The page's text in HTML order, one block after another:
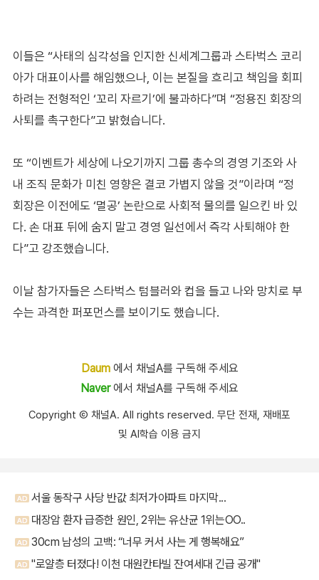
이들은 “사태의 심각성을 인지한 신세계그룹과 스타벅스 코리
아가 대표이사를 해임했으나, 이는 본질을 흐리고 책임을 회피
하려는 전형적인 ‘꼬리 자르기’에 불과하다”며 “정용진 회장의
사퇴를 촉구한다”고 밝혔습니다.
또 “이벤트가 세상에 나오기까지 그룹 총수의 경영 기조와 사
내 조직 문화가 미친 영향은 결코 가볍지 않을 것”이라며 “정
회장은 이전에도 ‘멸공’ 논란으로 사회적 물의를 일으킨 바 있
다. 손 대표 뒤에 숨지 말고 경영 일선에서 즉각 사퇴해야 한
다”고 강조했습니다.
이날 참가자들은 스타벅스 텀블러와 컵을 들고 나와 망치로 부
수는 과격한 퍼포먼스를 보이기도 했습니다.
Daum에서 채널A를 구독해 주세요
Naver에서 채널A를 구독해 주세요
Copyright Ⓒ 채널A. All rights reserved. 무단 전재, 재배포
및 AI학습 이용 금지